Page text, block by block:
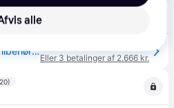
Bosch BIC7101B1 Serie 8 Tilbehør Til Ovne - 365 dages retur og prismatch*
Eller 3 betalinger af 2.666 kr.
alle